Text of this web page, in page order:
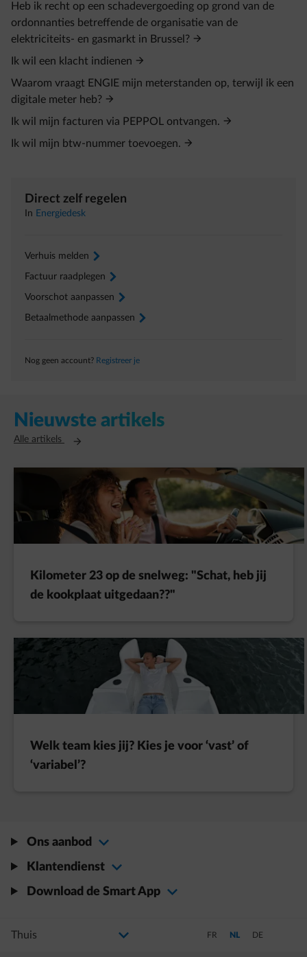
Heb ik recht op een schadevergoeding op grond van de
ordonnanties betreffende de organisatie van de
elektriciteits- en gasmarkt in Brussel?
Ik wil een klacht indienen
Waarom vraagt ENGIE mijn meterstanden op, terwijl ik een
digitale meter heb?
Ik wil mijn facturen via PEPPOL ontvangen.
Ik wil mijn btw‑nummer toevoegen.
Direct zelf regelen
In Energiedesk
Verhuis melden arrow-right
Factuur raadplegen arrow-right
Voorschot aanpassen arrow-right
Betaalmethode aanpassen arrow-right
Nog geen account? Registreer je
Nieuwste artikels
Alle artikels Opent in een nieuw tabblad
Kilometer 23 op de snelweg: "Schat, heb jij
de kookplaat uitgedaan??"
Welk team kies jij? Kies je voor ‘vast’ of
‘variabel’?
Ons aanbod
Klantendienst
Download de Smart App
Selecteer uw profiel
Als u de selectie wijzigt, gaat u naar een nieuwe pagina Schakel over naar Frans
FR Schakel over naar
NL Schakel over
DE